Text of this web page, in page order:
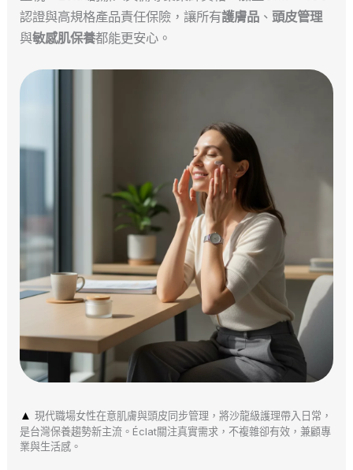
認證與高規格產品責任保險，讓所有護膚品 、 頭皮管理
與敏感肌保養都能更安心。
▲ 現代職場女性在意肌膚與頭皮同步管理，將沙龍級護理帶入日常，
是台灣保養趨勢新主流。Éclat關注真實需求，不複雜卻有效，兼顧專
業與生活感。